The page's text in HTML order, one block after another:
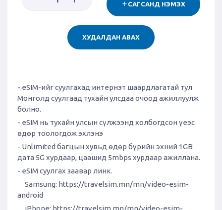
САГСАНД НЭМЭХ
ХУДАЛДАН АВАХ
- eSIM-ийг суулгахад интернэт шаардлагатай тул
Монголд суулгаад тухайн улсдаа очоод ажиллуулж
болно.
- eSIM нь тухайн улсын сүлжээнд холбогдсон үеэс
өдөр тоологдож эхлэнэ
- Unlimited багцын хувьд өдөр бүрийн эхний 1GB
дата 5G хурдаар, цаашид 5mbps хурдаар ажиллана.
- eSIM суулгах заавар линк.
Samsung: https://travelsim.mn/mn/video-esim-
android
iPhone: https://travelsim.mn/mn/video-esim-